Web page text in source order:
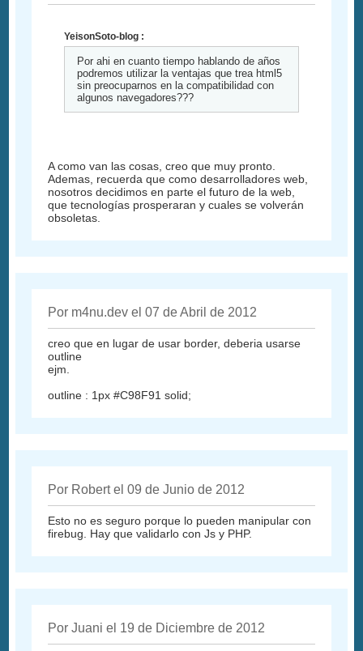
YeisonSoto-blog :
Por ahi en cuanto tiempo hablando de años
podremos utilizar la ventajas que trea html5
sin preocuparnos en la compatibilidad con
algunos navegadores???
A como van las cosas, creo que muy pronto.
Ademas, recuerda que como desarrolladores web,
nosotros decidimos en parte el futuro de la web,
que tecnologías prosperaran y cuales se volverán
obsoletas.
Por m4nu.dev el 07 de Abril de 2012
creo que en lugar de usar border, deberia usarse
outline
ejm.
outline : 1px #C98F91 solid;
Por Robert el 09 de Junio de 2012
Esto no es seguro porque lo pueden manipular con
firebug. Hay que validarlo con Js y PHP.
Por Juani el 19 de Diciembre de 2012